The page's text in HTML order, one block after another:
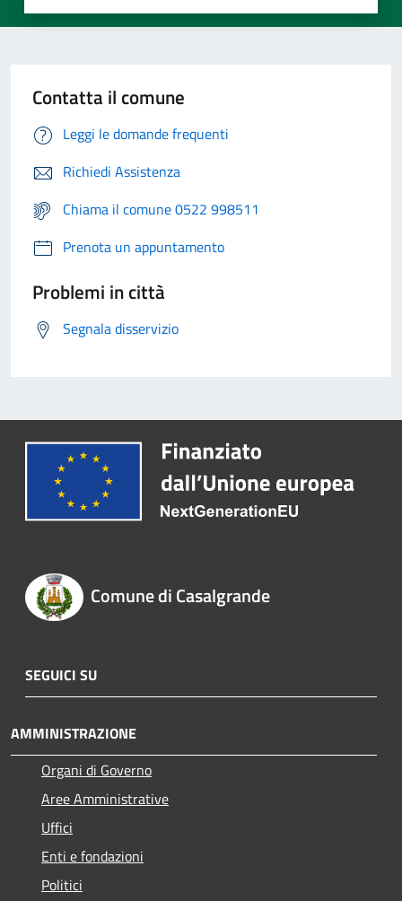
Contatta il comune
Leggi le domande frequenti
Richiedi Assistenza
Chiama il comune 0522 998511
Prenota un appuntamento
Problemi in città
Segnala disservizio
Comune di Casalgrande
SEGUICI SU
AMMINISTRAZIONE
Organi di Governo
Aree Amministrative
Uffici
Enti e fondazioni
Politici